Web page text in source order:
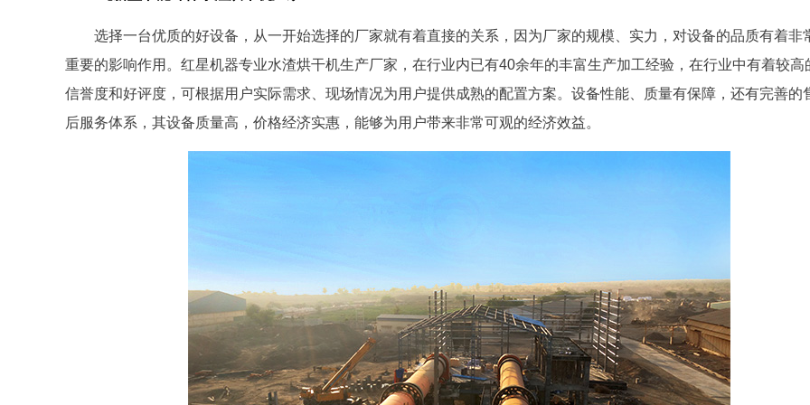
选择一台优质的好设备，从一开始选择的厂家就有着直接的关系，因为厂家的规模、实力，对设备的品质有着非
重要的影响作用。红星机器专业水渣烘干机生产厂家，在行业内已有40余年的丰富生产加工经验，在行业中有着较高
信誉度和好评度，可根据用户实际需求、现场情况为用户提供成熟的配置方案。设备性能、质量有保障，还有完善的
后服务体系，其设备质量高，价格经济实惠，能够为用户带来非常可观的经济效益。